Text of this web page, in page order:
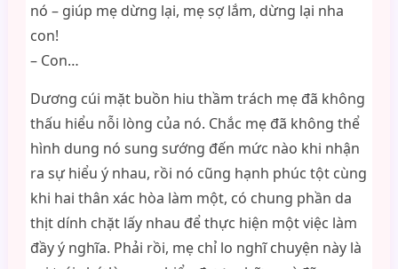
nó – giúp mẹ dừng lại, mẹ sợ lắm, dừng lại nha
con!
– Con…
Dương cúi mặt buồn hiu thầm trách mẹ đã không
thấu hiểu nỗi lòng của nó. Chắc mẹ đã không thể
hình dung nó sung sướng đến mức nào khi nhận
ra sự hiểu ý nhau, rồi nó cũng hạnh phúc tột cùng
khi hai thân xác hòa làm một, có chung phần da
thịt dính chặt lấy nhau để thực hiện một việc làm
đầy ý nghĩa. Phải rồi, mẹ chỉ lo nghĩ chuyện này là